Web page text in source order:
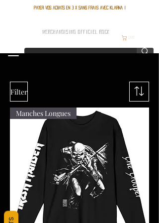
Payer vos achats en 3 x sans frais avec Klarna !
MERCHANDISING OFFICIEL ROCK
Filter
Manches Longues